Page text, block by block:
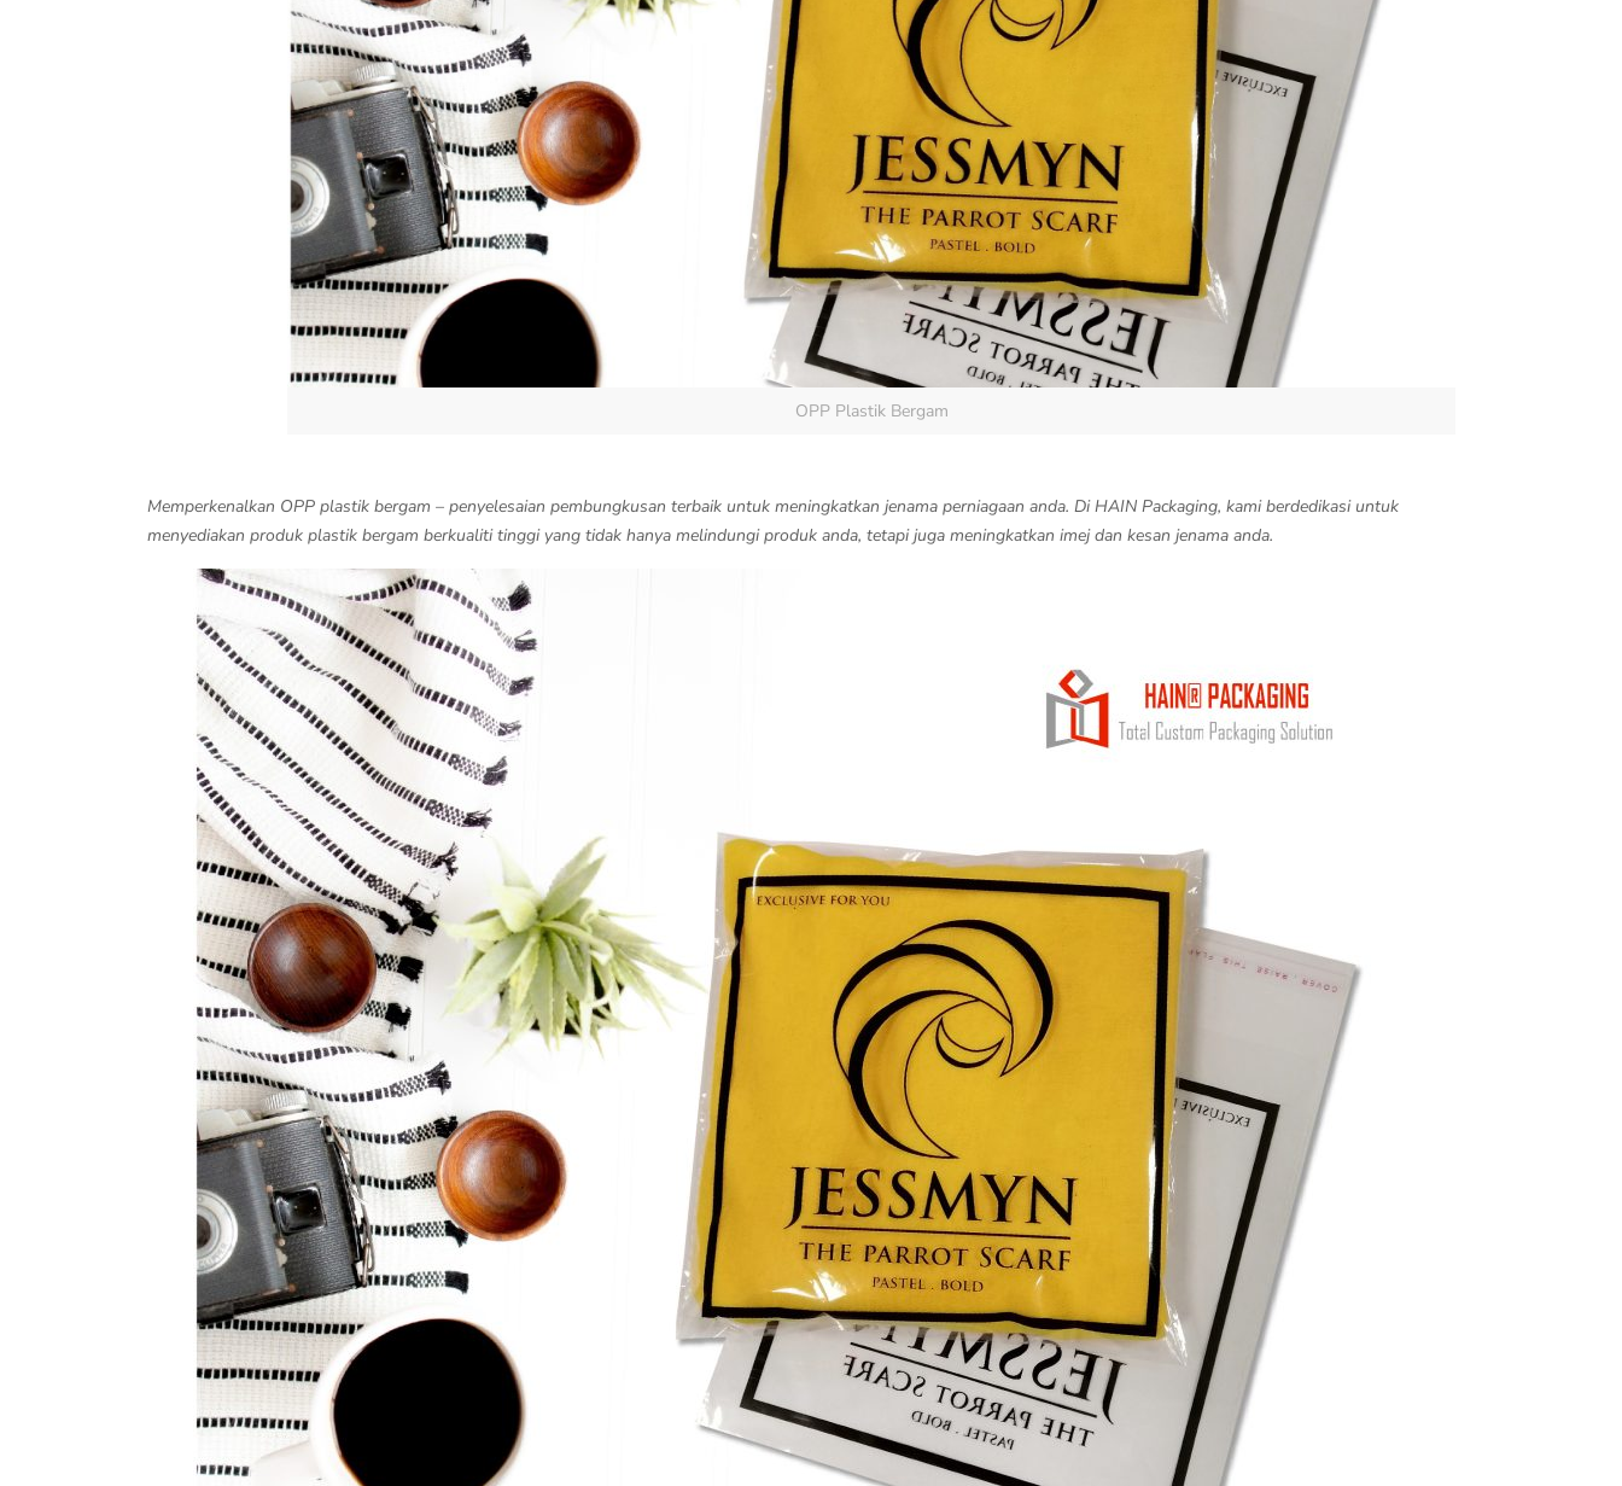
OPP Plastik Bergam
Memperkenalkan OPP plastik bergam – penyelesaian pembungkusan terbaik untuk meningkatkan jenama perniagaan anda. Di HAIN Packaging, kami berdedikasi untuk
menyediakan produk plastik bergam berkualiti tinggi yang tidak hanya melindungi produk anda, tetapi juga meningkatkan imej dan kesan jenama anda.